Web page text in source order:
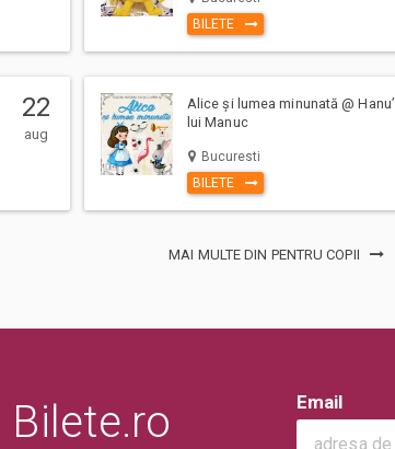
precum si
Termenii si Conditiilesite-
(Mai putin cazurile unde este
pe caile de acces sau
BILETE
22
aug
Alice și lumea minunată @ Hanu’
lui Manuc
Bucuresti
BILETE
MAI MULTE DIN PENTRU COPII
Email